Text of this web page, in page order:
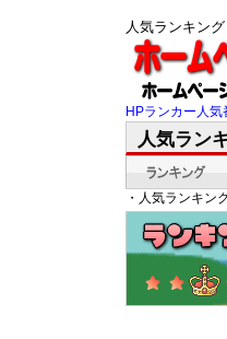
人気ランキン
HPランカー人
人気ラン
・人気ランキン